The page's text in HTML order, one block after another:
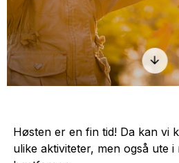
Høsten er en fin tid! Da kan vi
ulike aktiviteter, men også ute